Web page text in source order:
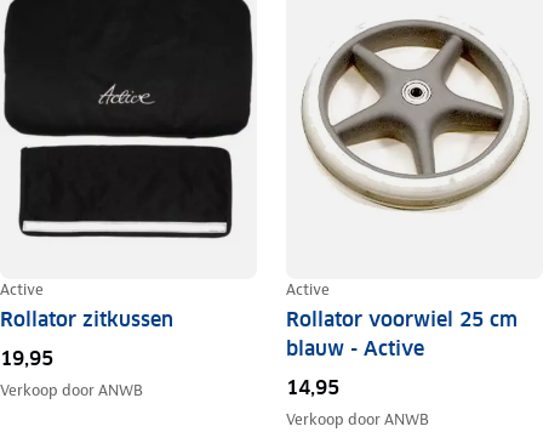
Active
Rollator zitkussen
19,95
Verkoop doorANWB
Active
Rollator voorwiel 25 cm
blauw - Active
14,95
Verkoop doorANWB